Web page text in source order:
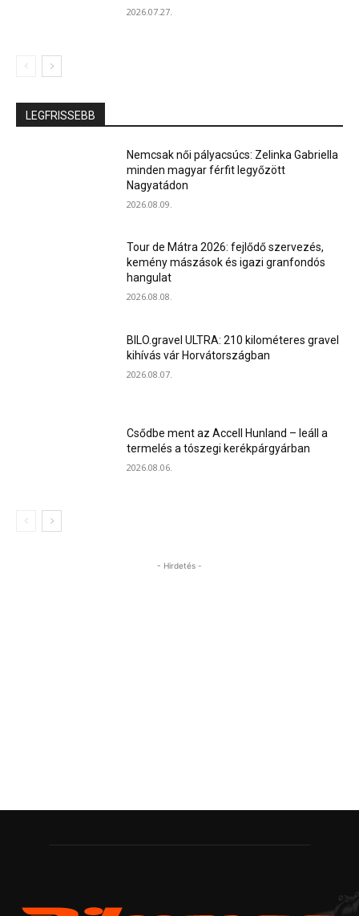
2026.07.27.
LEGFRISSEBB
Nemcsak női pályacsúcs: Zelinka Gabriella
minden magyar férfit legyőzött
Nagyatádon
2026.08.09.
Tour de Mátra 2026: fejlődő szervezés,
kemény mászások és igazi granfondós
hangulat
2026.08.08.
BILO.gravel ULTRA: 210 kilométeres gravel
kihívás vár Horvátországban
2026.08.07.
Csődbe ment az Accell Hunland – leáll a
termelés a tószegi kerékpárgyárban
2026.08.06.
- Hirdetés -